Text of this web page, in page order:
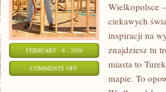
FEBRUARY - 8 - 2026
COMMENTS OFFON
KROTOSZYN
Wielkopolsce
ciekawych
inspiracji na
znajdziesz tu
miasta to
mapie. To